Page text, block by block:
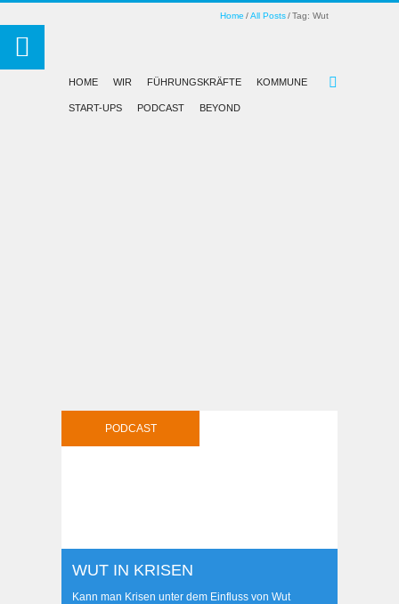
Home All Posts Tag: Wut
HOME WIR FÜHRUNGSKRÄFTE KOMMUNE
START-UPS PODCAST BEYOND
PODCAST
WUT IN KRISEN
Kann man Krisen unter dem Einfluss von Wut